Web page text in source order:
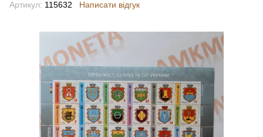
Артикул: 115632 Написати відгук